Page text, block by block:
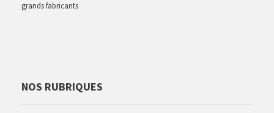
grands fabricants
NOS RUBRIQUES